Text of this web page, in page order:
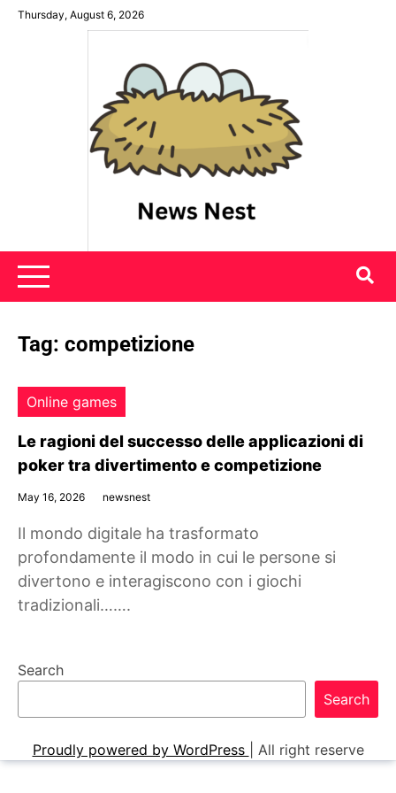
SkipThursday, August 6, 2026
News Nest
Tag: competizione
Online games
Le ragioni del successo delle applicazioni di
poker tra divertimento e competizione
May 16, 2026 newsnest
Il mondo digitale ha trasformato
profondamente il modo in cui le persone si
divertono e interagiscono con i giochi
tradizionali…….
Search
Search
Proudly powered by WordPress All right reserve